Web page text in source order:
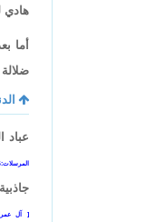
هادي
أما
عباد
المرسلات:46
آل